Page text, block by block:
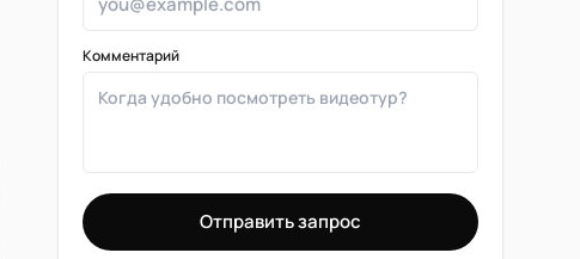
Комментарий
Отправить запрос